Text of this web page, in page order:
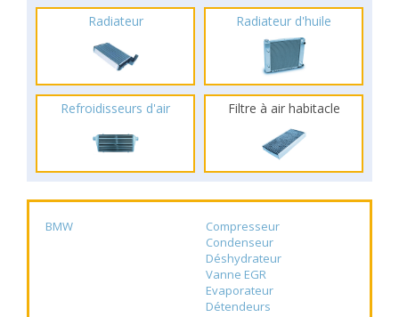
Radiateur Radiateur d'huile
Refroidisseurs d'air Filtre à air habitacle
BMW
Compresseur
Condenseur
Déshydrateur
Vanne EGR
Evaporateur
Détendeurs